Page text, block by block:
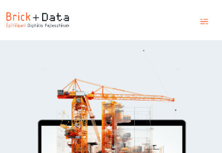
Csapatunk
Kapcsolat